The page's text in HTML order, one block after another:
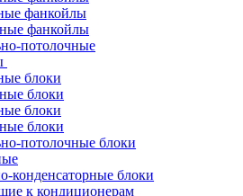
фанкойлы
фанкойлы
потолочные
блоки
блоки
блоки
блоки
потолочные блоки
конденсаторные блоки
к кондиционерам